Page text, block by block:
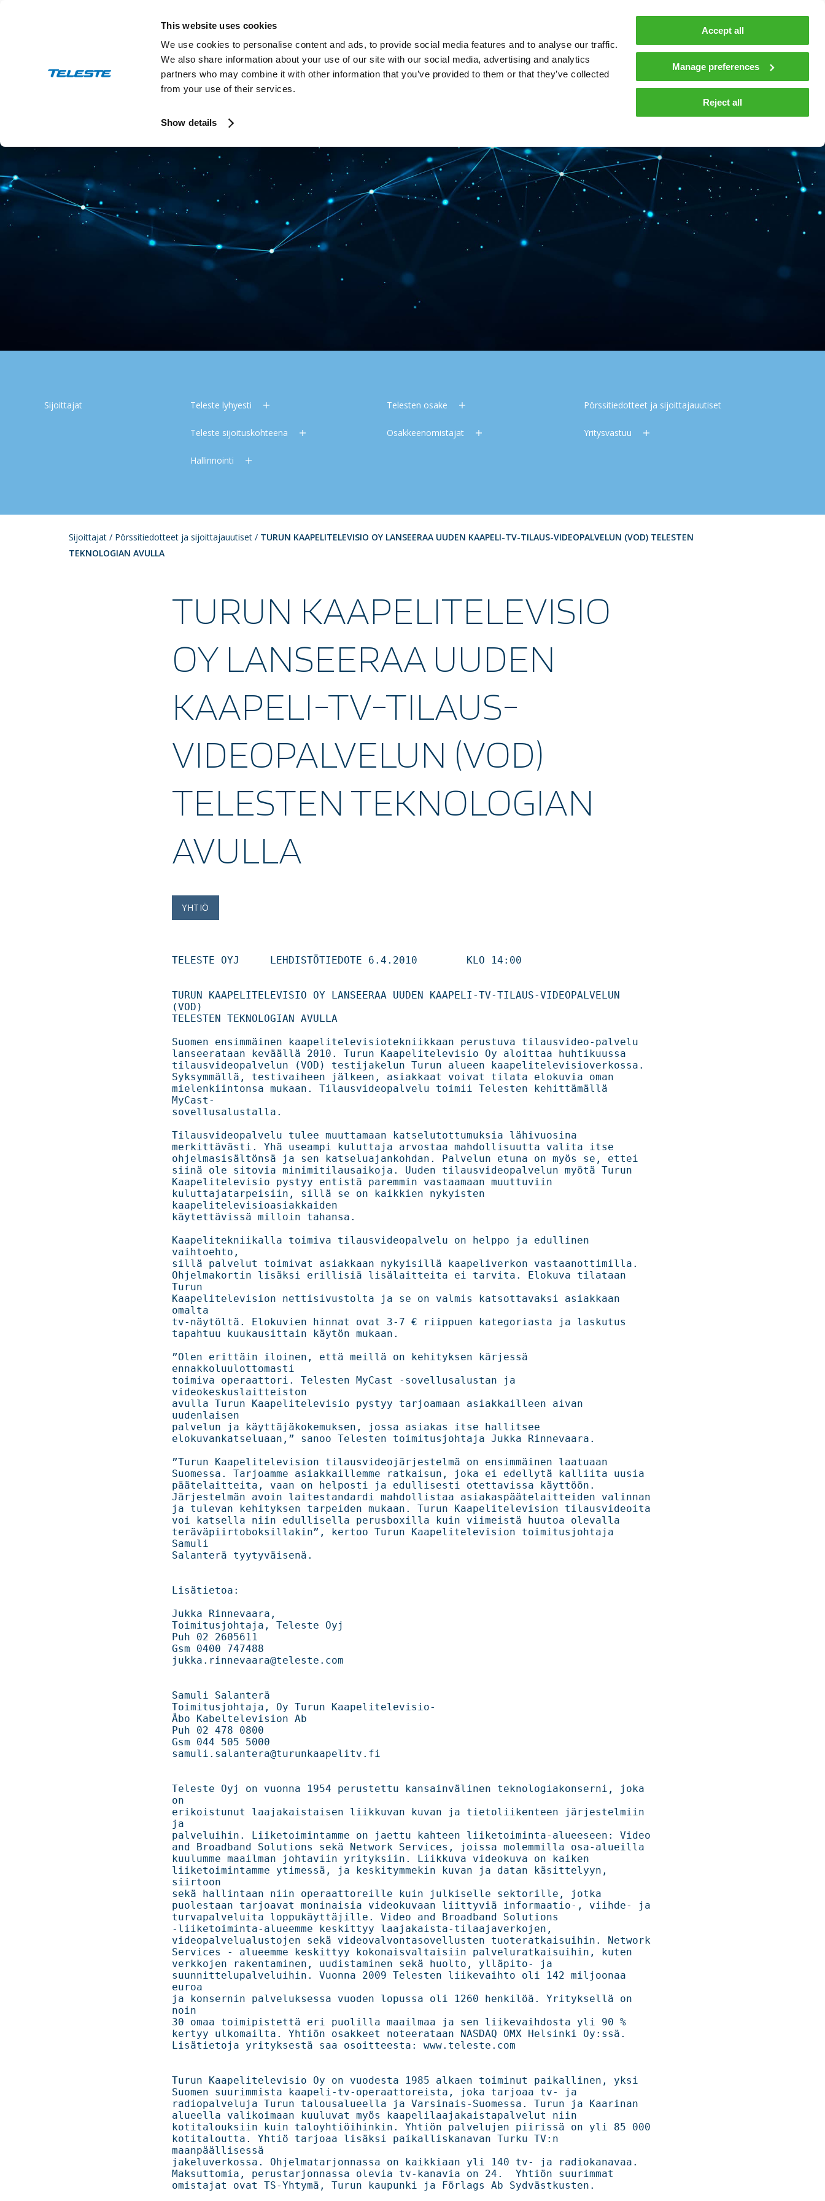
This website uses cookies
We use cookies to personalise content and ads, to provide social media features and to analyse our traffic.
We also share information about your use of our site with our social media, advertising and analytics
partners who may combine it with other information that you’ve provided to them or that they’ve collected
from your use of their services.
Show details
Accept all
Manage preferences
Reject all
In English
Sijoittajat Teleste lyhyesti
Teleste sijoituskohteena
Hallinnointi
Telesten osake
Osakkeenomistajat
Pörssitiedotteet ja sijoittajauutiset
Yritysvastuu
Sijoittajat / Pörssitiedotteet ja sijoittajauutiset / TURUN KAAPELITELEVISIO OY LANSEERAA UUDEN KAAPELI-TV-TILAUS-VIDEOPALVELUN (VOD) TELESTEN
TEKNOLOGIAN AVULLA
TURUN KAAPELITELEVISIO
OY LANSEERAA UUDEN
KAAPELI-TV-TILAUS-
VIDEOPALVELUN (VOD)
TELESTEN TEKNOLOGIAN
AVULLA
YHTIÖ
TELESTE OYJ	LEHDISTÖTIEDOTE	6.4.2010	KLO 14:00
TURUN KAAPELITELEVISIO OY LANSEERAA UUDEN KAAPELI-TV-TILAUS-VIDEOPALVELUN
(VOD)
TELESTEN TEKNOLOGIAN AVULLA
Suomen ensimmäinen kaapelitelevisiotekniikkaan perustuva tilausvideo-palvelu
lanseerataan keväällä 2010. Turun Kaapelitelevisio Oy aloittaa huhtikuussa
tilausvideopalvelun (VOD) testijakelun Turun alueen kaapelitelevisioverkossa.
Syksymmällä, testivaiheen jälkeen, asiakkaat voivat tilata elokuvia oman
mielenkiintonsa mukaan. Tilausvideopalvelu toimii Telesten kehittämällä
MyCast-
sovellusalustalla.
Tilausvideopalvelu tulee muuttamaan katselutottumuksia lähivuosina
merkittävästi. Yhä useampi kuluttaja arvostaa mahdollisuutta valita itse
ohjelmasisältönsä ja sen katseluajankohdan. Palvelun etuna on myös se, ettei
siinä ole sitovia minimitilausaikoja. Uuden tilausvideopalvelun myötä Turun
Kaapelitelevisio pystyy entistä paremmin vastaamaan muuttuviin
kuluttajatarpeisiin, sillä se on kaikkien nykyisten
kaapelitelevisioasiakkaiden
käytettävissä milloin tahansa.
Kaapelitekniikalla toimiva tilausvideopalvelu on helppo ja edullinen
vaihtoehto,
sillä palvelut toimivat asiakkaan nykyisillä kaapeliverkon vastaanottimilla.
Ohjelmakortin lisäksi erillisiä lisälaitteita ei tarvita. Elokuva tilataan
Turun
Kaapelitelevision nettisivustolta ja se on valmis katsottavaksi asiakkaan
omalta
tv-näytöltä. Elokuvien hinnat ovat 3-7 € riippuen kategoriasta ja laskutus
tapahtuu kuukausittain käytön mukaan.
”Olen erittäin iloinen, että meillä on kehityksen kärjessä
ennakkoluulottomasti
toimiva operaattori. Telesten MyCast -sovellusalustan ja
videokeskuslaitteiston
avulla Turun Kaapelitelevisio pystyy tarjoamaan asiakkailleen aivan
uudenlaisen
palvelun ja käyttäjäkokemuksen, jossa asiakas itse hallitsee
elokuvankatseluaan,” sanoo Telesten toimitusjohtaja Jukka Rinnevaara.
”Turun Kaapelitelevision tilausvideojärjestelmä on ensimmäinen laatuaan
Suomessa. Tarjoamme asiakkaillemme ratkaisun, joka ei edellytä kalliita uusia
päätelaitteita, vaan on helposti ja edullisesti otettavissa käyttöön.
Järjestelmän avoin laitestandardi mahdollistaa asiakaspäätelaitteiden valinnan
ja tulevan kehityksen tarpeiden mukaan. Turun Kaapelitelevision tilausvideoita
voi katsella niin edullisella perusboxilla kuin viimeistä huutoa olevalla
teräväpiirtoboksillakin”, kertoo Turun Kaapelitelevision toimitusjohtaja
Samuli
Salanterä tyytyväisenä.
Lisätietoa:
Jukka Rinnevaara,
Toimitusjohtaja, Teleste Oyj
Puh 02 2605611
Gsm 0400 747488
jukka.rinnevaara@teleste.com
Samuli Salanterä
Toimitusjohtaja, Oy Turun Kaapelitelevisio-
Åbo Kabeltelevision Ab
Puh 02 478 0800
Gsm 044 505 5000
samuli.salantera@turunkaapelitv.fi
Teleste Oyj on vuonna 1954 perustettu kansainvälinen teknologiakonserni, joka
on
erikoistunut laajakaistaisen liikkuvan kuvan ja tietoliikenteen järjestelmiin
ja
palveluihin. Liiketoimintamme on jaettu kahteen liiketoiminta-alueeseen: Video
and Broadband Solutions sekä Network Services, joissa molemmilla osa-alueilla
kuulumme maailman johtaviin yrityksiin. Liikkuva videokuva on kaiken
liiketoimintamme ytimessä, ja keskitymmekin kuvan ja datan käsittelyyn,
siirtoon
sekä hallintaan niin operaattoreille kuin julkiselle sektorille, jotka
puolestaan tarjoavat moninaisia videokuvaan liittyviä informaatio-, viihde- ja
turvapalveluita loppukäyttäjille. Video and Broadband Solutions
-liiketoiminta-alueemme keskittyy laajakaista-tilaajaverkojen,
videopalvelualustojen sekä videovalvontasovellusten tuoteratkaisuihin. Network
Services - alueemme keskittyy kokonaisvaltaisiin palveluratkaisuihin, kuten
verkkojen rakentaminen, uudistaminen sekä huolto, ylläpito- ja
suunnittelupalveluihin. Vuonna 2009 Telesten liikevaihto oli 142 miljoonaa
euroa
ja konsernin palveluksessa vuoden lopussa oli 1260 henkilöä. Yrityksellä on
noin
30 omaa toimipistettä eri puolilla maailmaa ja sen liikevaihdosta yli 90 %
kertyy ulkomailta. Yhtiön osakkeet noteerataan NASDAQ OMX Helsinki Oy:ssä.
Lisätietoja yrityksestä saa osoitteesta: www.teleste.com
Turun Kaapelitelevisio Oy on vuodesta 1985 alkaen toiminut paikallinen, yksi
Suomen suurimmista kaapeli-tv-operaattoreista, joka tarjoaa tv- ja
radiopalveluja Turun talousalueella ja Varsinais-Suomessa. Turun ja Kaarinan
alueella valikoimaan kuuluvat myös kaapelilaajakaistapalvelut niin
kotitalouksiin kuin taloyhtiöihinkin. Yhtiön palvelujen piirissä on yli 85 000
kotitaloutta. Yhtiö tarjoaa lisäksi paikalliskanavan Turku TV:n
maanpäällisessä
jakeluverkossa. Ohjelmatarjonnassa on kaikkiaan yli 140 tv- ja radiokanavaa.
Maksuttomia, perustarjonnassa olevia tv-kanavia on 24.  Yhtiön suurimmat